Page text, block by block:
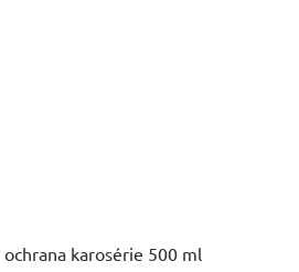
karosérie 500 ml